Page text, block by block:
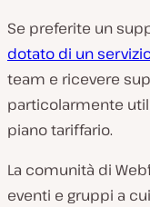
Se preferite un
dotato di un
team e ricevere
particolarmente
piano tariffario.
La comunità di
eventi e gruppi a